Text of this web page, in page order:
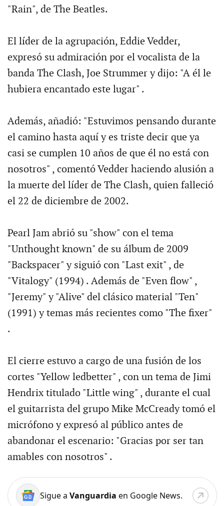
"Rain", de The Beatles.
El líder de la agrupación, Eddie Vedder,
expresó su admiración por el vocalista de la
banda The Clash, Joe Strummer y dijo: "A él le
hubiera encantado este lugar" .
Además, añadió: "Estuvimos pensando durante
el camino hasta aquí y es triste decir que ya
casi se cumplen 10 años de que él no está con
nosotros" , comentó Vedder haciendo alusión a
la muerte del líder de The Clash, quien falleció
el 22 de diciembre de 2002.
Pearl Jam abrió su "show" con el tema
"Unthought known" de su álbum de 2009
"Backspacer" y siguió con "Last exit" , de
"Vitalogy" (1994) . Además de "Even flow" ,
"Jeremy" y "Alive" del clásico material "Ten"
(1991) y temas más recientes como "The fixer"
.
El cierre estuvo a cargo de una fusión de los
cortes "Yellow ledbetter" , con un tema de Jimi
Hendrix titulado "Little wing" , durante el cual
el guitarrista del grupo Mike McCready tomó el
micrófono y expresó al público antes de
abandonar el escenario: "Gracias por ser tan
amables con nosotros" .
Sigue a Vanguardia en Google News.